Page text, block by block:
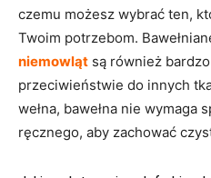
czemu możesz wybrać ten,
Twoim potrzebom.
niemowląt są również
przeciwieństwie do innych
wełna, bawełna nie wymaga
ręcznego, aby zachować